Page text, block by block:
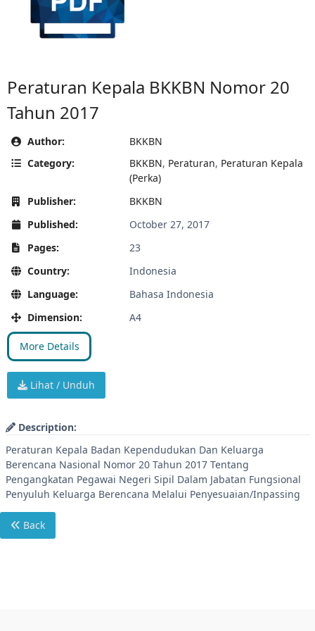
Peraturan Kepala BKKBN Nomor 20
Tahun 2017
Author:
BKKBN
Category:
BKKBN, Peraturan, Peraturan Kepala
(Perka)
Publisher:
BKKBN
Published:
October 27, 2017
Pages:
23
Country:
Indonesia
Language:
Bahasa Indonesia
Dimension:
A4
More Details
Lihat / Unduh
Description:
Peraturan Kepala Badan Kependudukan Dan Keluarga
Berencana Nasional Nomor 20 Tahun 2017 Tentang
Pengangkatan Pegawai Negeri Sipil Dalam Jabatan Fungsional
Penyuluh Keluarga Berencana Melalui Penyesuaian/Inpassing
Back